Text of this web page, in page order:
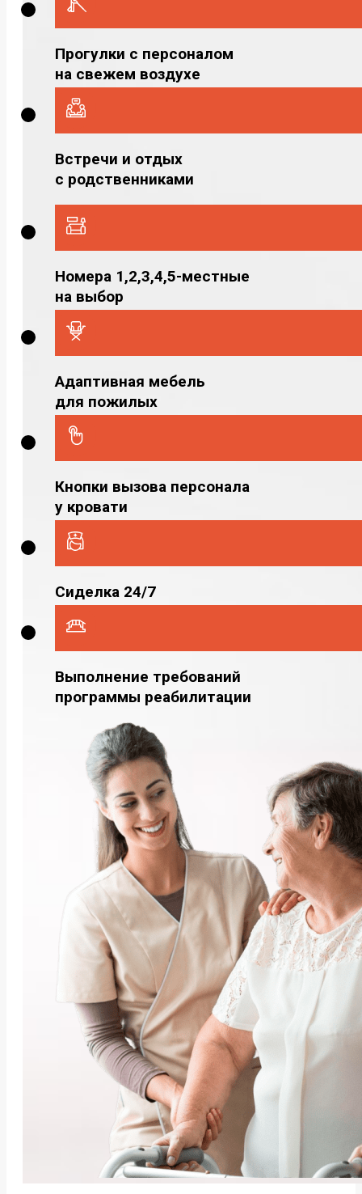
Прогулки с персоналом
на свежем воздухе
Встречи и отдых
с родственниками
Номера 1,2,3,4,5-местные
на выбор
Адаптивная мебель
для пожилых
Кнопки вызова персонала
у кровати
Сиделка 24/7
Выполнение требований
программы реабилитации